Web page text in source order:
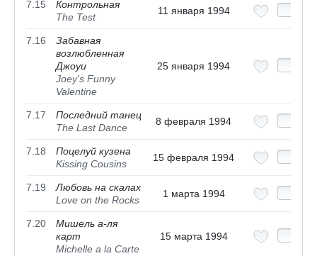
7.15
Контрольная
The Test
11 января 1994
7.16
Забавная
возлюбленная
Джоуи
Joey's Funny
Valentine
25 января 1994
7.17
Последний танец
The Last Dance
8 февраля 1994
7.18
Поцелуй кузена
Kissing Cousins
15 февраля 1994
7.19
Любовь на скалах
Love on the Rocks
1 марта 1994
7.20
Мишель а-ля
карт
Michelle a la Carte
15 марта 1994